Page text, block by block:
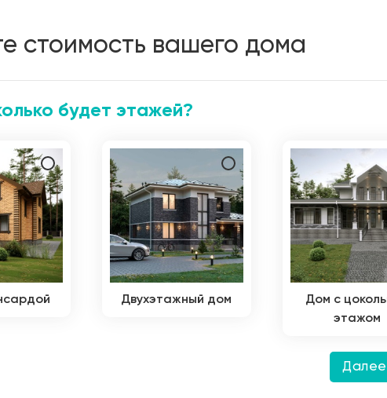
стоимость вашего дома
будет этажей?
Двухэтажный дом
Дом с
этажом
Далее